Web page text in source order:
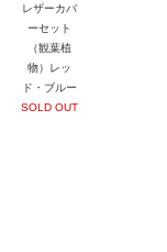
レザーカバ
ーセット
（観葉植
物）レッ
ド・ブルー
SOLD OUT